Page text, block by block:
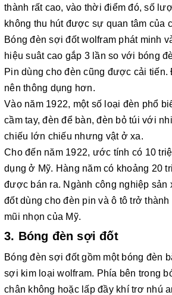
thành rất cao, vào thời điểm đó, số
không thu hút được sự quan tâm của
Bóng đèn sợi đốt wolfram phát minh
hiệu suât cao gắp 3 lần so với bóng
Pin dùng cho đèn cũng được cải
nên thông dụng hơn.
Vào năm 1922, một số loại đèn phổ
cầm tay, đèn để bàn, đèn bỏ túi với
chiếu lớn chiếu nhưng vật ở xa.
Cho đến năm 1922, ước tính có 10
dụng ở Mỹ. Hàng năm có khoảng 20
được bán ra. Ngành công nghiệp sản
đốt dùng cho đèn pin và ô tô trở
mũi nhọn của Mỹ.
3. Bóng đèn sợi đốt
Bóng đèn sợi đốt gồm một bóng đèn
sợi kim loại wolfram. Phía bên trong
chân không hoặc lấp đầy khí trơ nhú